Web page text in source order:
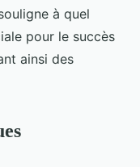
à quel
pour le succès
ainsi des